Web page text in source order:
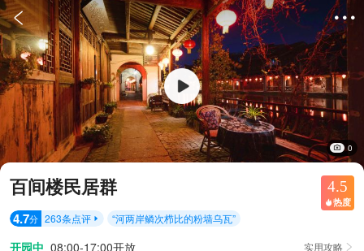
 
0
百间楼民居群 4.5
 热度
4.7分 263条点评  “河两岸鳞次栉比的粉墙乌瓦”
开园中 08:00-17:00开放 实用攻略 